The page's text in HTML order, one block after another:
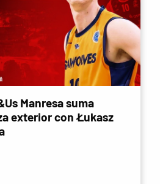
Manresa suma
exterior con Łukasz